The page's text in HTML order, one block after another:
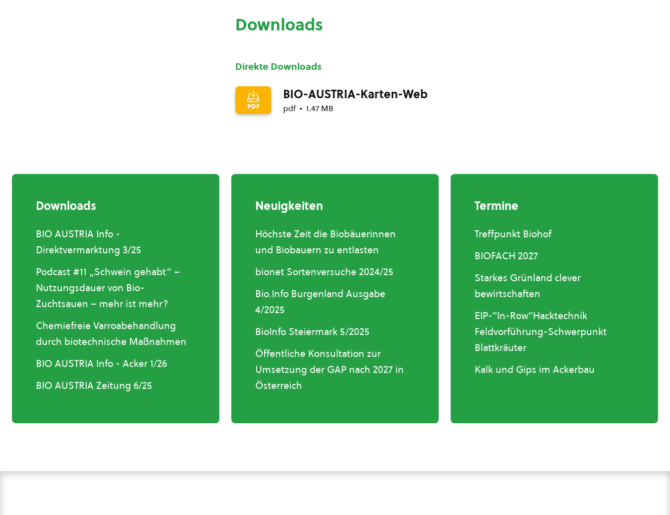
Downloads
Direkte Downloads
PDF
BIO-AUSTRIA-Karten-Web
pdf 1.47 MB
Downloads
BIO AUSTRIA Info -
Direktvermarktung 3/25
Podcast #11 „Schwein gehabt“ –
Nutzungsdauer von Bio-
Zuchtsauen – mehr ist mehr?
Chemiefreie Varroabehandlung
durch biotechnische Maßnahmen
BIO AUSTRIA Info - Acker 1/26
BIO AUSTRIA Zeitung 6/25
Neuigkeiten
Höchste Zeit die Biobäuerinnen
und Biobauern zu entlasten
bionet Sortenversuche 2024/25
Bio.Info Burgenland Ausgabe
4/2025
BioInfo Steiermark 5/2025
Öffentliche Konsultation zur
Umsetzung der GAP nach 2027 in
Österreich
Termine
Treffpunkt Biohof
BIOFACH 2027
Starkes Grünland clever
bewirtschaften
EIP-"In-Row"Hacktechnik
Feldvorführung-Schwerpunkt
Blattkräuter
Kalk und Gips im Ackerbau